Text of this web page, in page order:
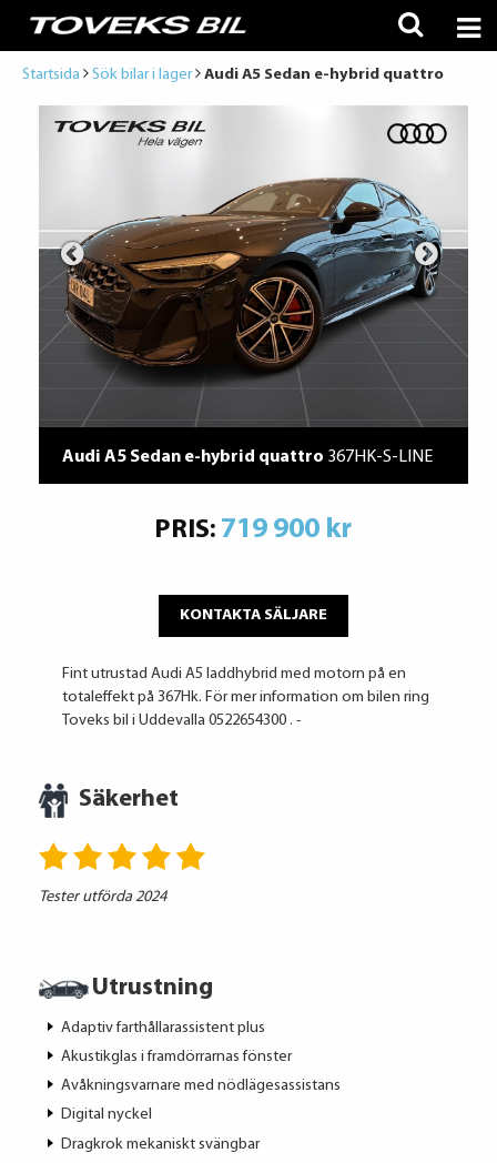
Startsida Sök bilar i lager Audi A5 Sedan e-hybrid quattro
Audi A5 Sedan e-hybrid quattro 367HK-S-LINE
PRIS: 719 900 kr
KONTAKTA SÄLJARE
Fint utrustad Audi A5 laddhybrid med motorn på en
totaleffekt på 367Hk. För mer information om bilen ring
Toveks bil i Uddevalla 0522654300 . -
Utrustning
Adaptiv farthållarassistent plus
Akustikglas i framdörrarnas fönster
Avåkningsvarnare med nödlägesassistans
Digital nyckel
Dragkrok mekaniskt svängbar
Säkerhet
Tester utförda 2024